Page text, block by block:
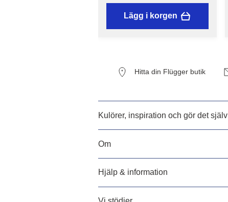
Lägg i korgen
Hitta din Flügger butik
Kulörer, inspiration och gör det själv
Om
Hjälp & information